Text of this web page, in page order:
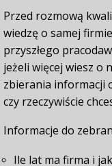
Przed rozmową
wiedzę o samej
przyszłego
jeżeli więcej wiesz o
zbierania informacji
czy rzeczywiście
Informacje do
Ile lat ma firma i